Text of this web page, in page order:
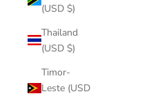
(USD $)
Thailand
(USD $)
Timor-
Leste (USD